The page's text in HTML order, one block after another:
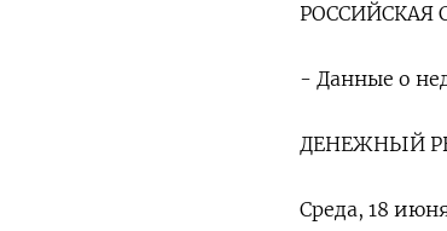
РОССИЙСКАЯ
- Данные о
ДЕНЕЖНЫЙ
Среда, 18